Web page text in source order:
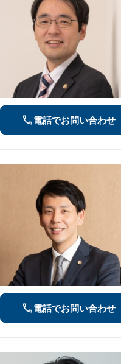
電話でお問い合わせ
電話でお問い合わせ